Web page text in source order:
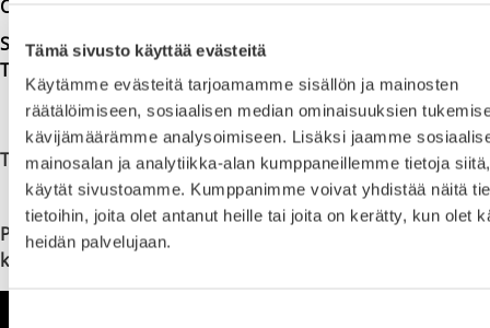
Tämä sivusto käyttää evästeitä
Käytämme evästeitä tarjoamamme sisällön ja mainosten
räätälöimiseen, sosiaalisen median ominaisuuksien
kävijämäärämme analysoimiseen. Lisäksi jaamme
mainosalan ja analytiikka-alan kumppaneillemme tietoja
käytät sivustoamme. Kumppanimme voivat yhdistää näitä
tietoihin, joita olet antanut heille tai joita on kerätty, kun olet
heidän palvelujaan.
Opiskelijatarina
Sisua ja syräntä pilotoi taideakatemiaa maakuntaan –
Tulevan nuorisomusikaalin ohjaajana Jussi Lukács
Teatterilinja Instagramissa –Seuraa @epoteatteri
Pohjalaisia tänään -musiikkinäytelmän tallenne (Seinäjoen
kaupunginteatteri)